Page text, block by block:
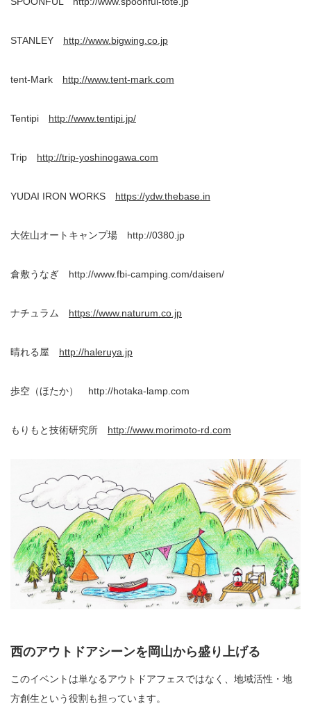
STANLEY http://www.bigwing.co.jp
tent-Mark http://www.tent-mark.com
Tentipi http://www.tentipi.jp/
Trip http://trip-yoshinogawa.com
YUDAI IRON WORKS https://ydw.thebase.in
大佐山オートキャンプ場 http://0380.jp
倉敷うなぎ http://www.fbi-camping.com/daisen/
ナチュラム https://www.naturum.co.jp
晴れる屋 http://haleruya.jp
歩空（ほたか） http://hotaka-lamp.com
もりもと技術研究所 http://www.morimoto-rd.com
西のアウトドアシーンを岡山から盛り上げる
このイベントは単なるアウトドアフェスではなく、地域活性・地
方創生という役割も担っています。